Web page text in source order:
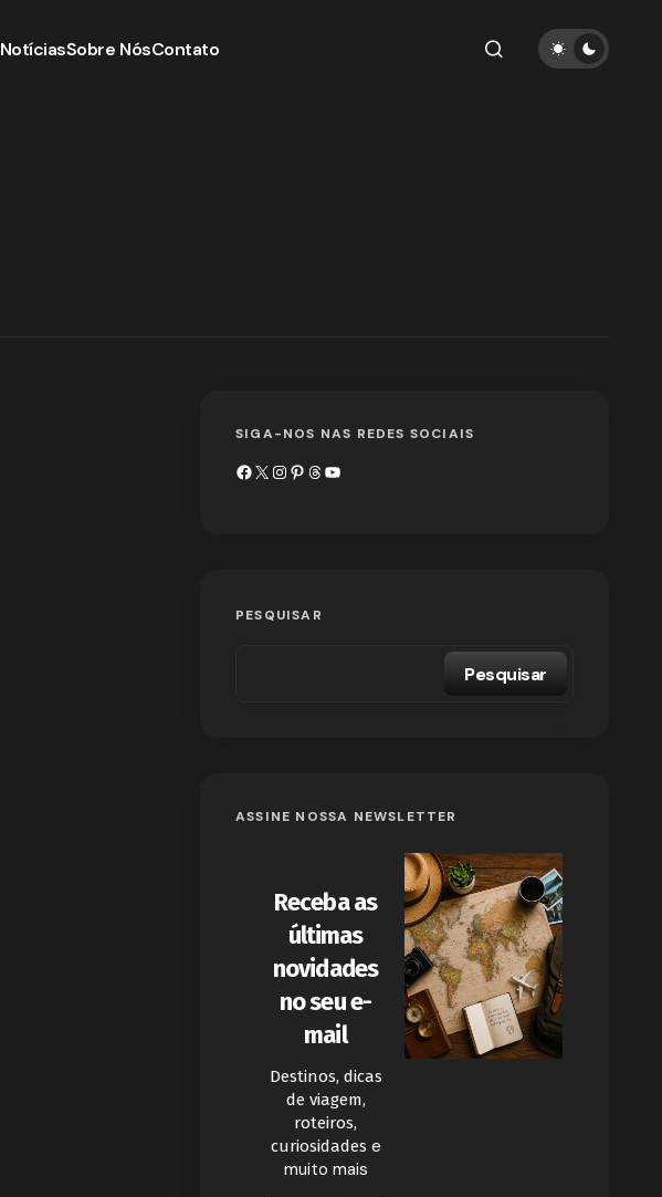
NotíciasSobre NósContato
SIGA-NOS NAS REDES SOCIAIS
PESQUISAR
Pesquisar
ASSINE NOSSA NEWSLETTER
Receba as
últimas
novidades
no seu e-
mail
Destinos, dicas
de viagem,
roteiros,
curiosidades e
muito mais